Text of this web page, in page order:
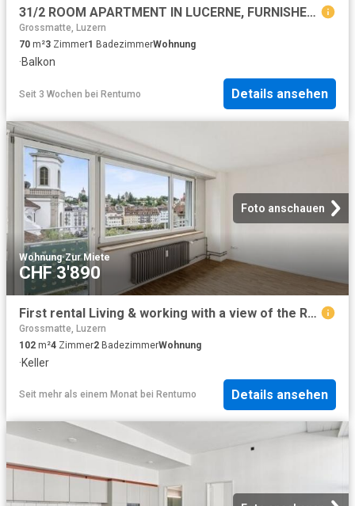
31/2 ROOM APARTMENT IN LUCERNE, FURNISHED, TEMPORARY
Grossmatte, Luzern
70 m²3 Zimmer1 BadezimmerWohnung
·Balkon
Seit 3 Wochen bei Rentumo Details ansehen
Foto anschauen
Wohnung·Zur Miete
CHF 3'890
First rental Living & working with a view of the Reuss
Grossmatte, Luzern
102 m²4 Zimmer2 BadezimmerWohnung
·Keller
Seit mehr als einem Monat bei Rentumo Details ansehen